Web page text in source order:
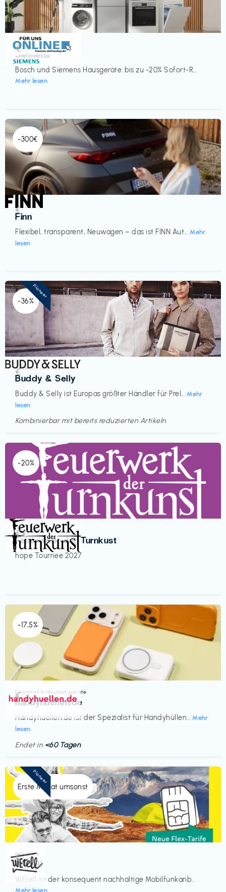
Küche & Haushalt
Siemens
Bosch und Siemens Hausgeräte: bis zu -20% Sofort-R...
Mehr lesen
€‎
-300€
Automobil
Finn
Flexibel, transparent, Neuwagen – das ist FINN Aut... Mehr
lesen
€‎
-36%
Accessoires & Fashion
Buddy & Selly
Buddy & Selly ist Europas größter Händler für Prel... Mehr
lesen
€‎
Kombinierbar mit bereits reduzierten Artikeln
Pioneer
-20%
Veranstaltung
Feuerwerk der Turnkust
hope Tournee 2027
€€‎
-17,5%
Elektronik & Haushaltsgeräte
handyhuellen.de
Handyhuellen.de ist der Spezialist für Handyhüllen... Mehr
lesen
€‎
Endet in <60 Tagen
Erste Monat umsonst
Mobilfunk
WEtell
WEtell ist der konsequent nachhaltige Mobilfunkanb...
Mehr lesen
€‎
Pioneer